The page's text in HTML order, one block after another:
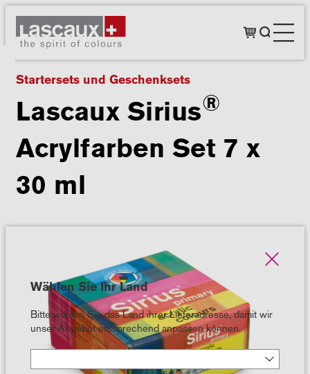
Startersets und Geschenksets
Lascaux Sirius®
Acrylfarben Set 7 x
30 ml
Wählen Sie Ihr Land
Bitte wählen Sie das Land ihrer Lieferadresse, damit wir
unser Angebot entsprechend anpassen können.